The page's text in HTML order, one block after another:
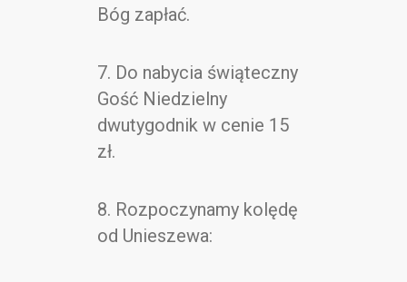
Bóg zapłać.
7. Do nabycia świąteczny
Gość Niedzielny
dwutygodnik w cenie 15
zł.
8. Rozpoczynamy kolędę
od Unieszewa: